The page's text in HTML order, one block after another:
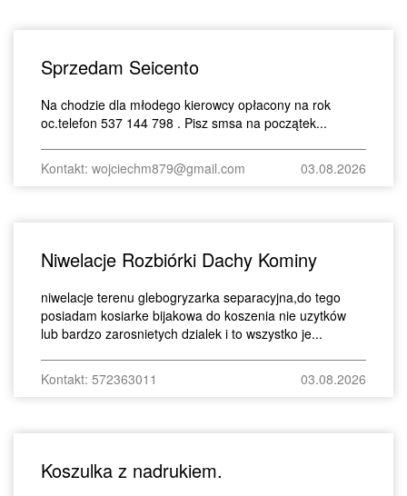
Sprzedam Seicento
Na chodzie dla młodego kierowcy opłacony na rok
oc.telefon 537 144 798 . Pisz smsa na początek...
Kontakt: wojciechm879@gmail.com 03.08.2026
Niwelacje Rozbiórki Dachy Kominy
niwelacje terenu glebogryzarka separacyjna,do tego
posiadam kosiarke bijakowa do koszenia nie uzytków
lub bardzo zarosnietych dzialek i to wszystko je...
Kontakt: 572363011 03.08.2026
Koszulka z nadrukiem.